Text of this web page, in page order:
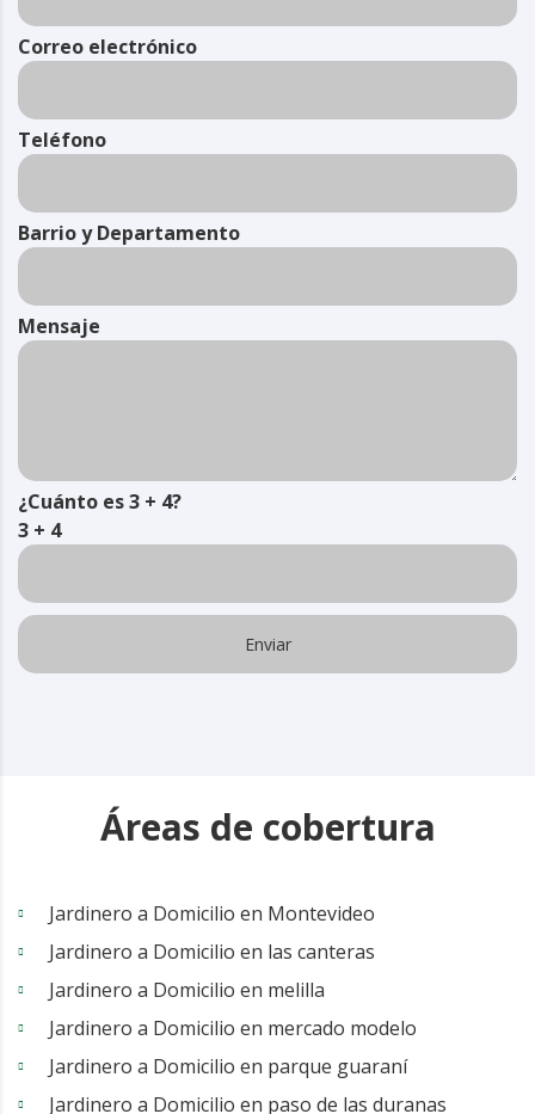
Correo electrónico
Teléfono
Barrio y Departamento
Mensaje
¿Cuánto es 3 + 4?
3 + 4
Áreas de cobertura
Jardinero a Domicilio en Montevideo
Jardinero a Domicilio en las canteras
Jardinero a Domicilio en melilla
Jardinero a Domicilio en mercado modelo
Jardinero a Domicilio en parque guaraní
Jardinero a Domicilio en paso de las duranas